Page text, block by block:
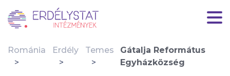
Románia Erdély Temes
Gátalja Református
Egyházközség